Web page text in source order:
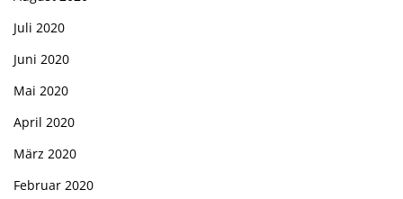
Juli 2020
Juni 2020
Mai 2020
April 2020
März 2020
Februar 2020